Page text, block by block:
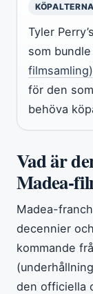
Tyler
som bundle
filmsamling)
för den
behöva
Vad är
Madea-
Madea-
decennier
kommande
den officiella